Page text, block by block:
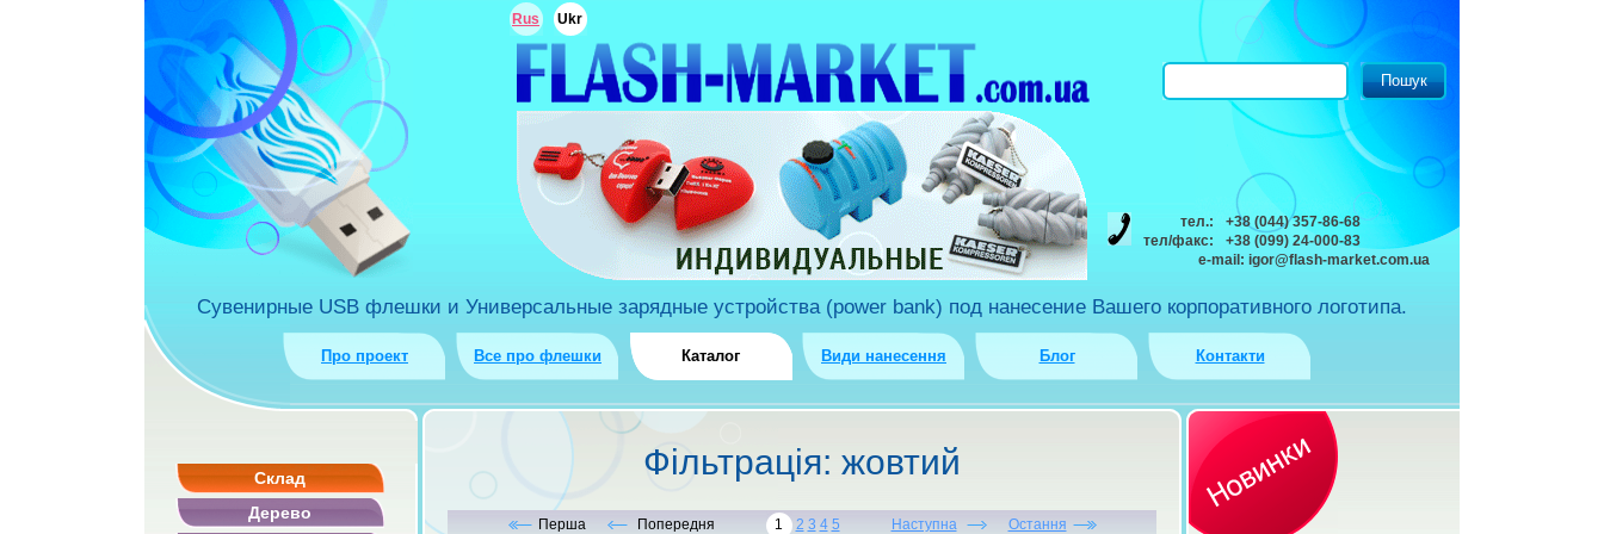
Сувенирные USB флешки и Универсальные зарядные устройства (power bank) под нанесение Вашего корпоративного логотипа.
Про проект Все про флешки Каталог Види нанесення Блог Контакти
Rus Ukr
Фiльтрацiя: жовтий
Перша Попередня 1 2 3 4 5 Наступна Остання
Склад
Дерево
тел.:
+38 (044) 357-86-68
тел/факс:
+38 (099) 24-000-83
e-mail: igor@flash-market.com.ua